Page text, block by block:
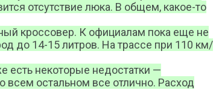
отсутствие люка. В общем, какое-то
кроссовер. К официалам пока еще не
до 14-15 литров. На трассе при 110 км/
есть некоторые недостатки —
всем остальном все отлично. Расход